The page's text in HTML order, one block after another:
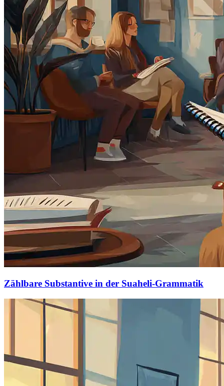
Zählbare Substantive in der Suaheli-Grammatik